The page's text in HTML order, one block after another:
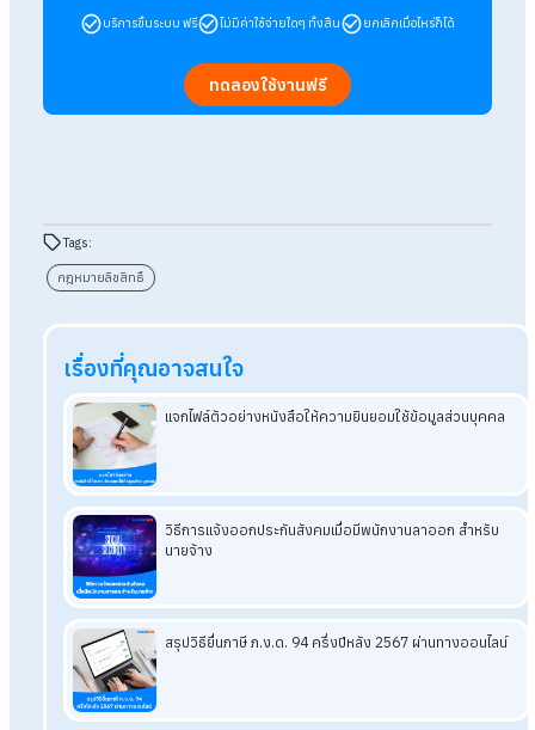
เสียหาย คือ เจ้าของลิขสิทธิ์จะต้องมาแจ้งความร้องทุกข์ภายใน 3
ทั้งนี้คดีละเมิดลิขสิทธิ์คู่กรณีสามารถที่จะประนีประนอมยอมความกั
เจ้าของตามกฎหมายลิขสิทธิ์
การครอบครองลิขสิทธิ์ผลงานอันเป็นทรัพย์สินทางปัญญาที่เกิดจ
มอบหมายตามสัญญาจ้างแรงงาน ลิขสิทธิ์จะตกเป็นของลูกจ้าง ก
สร้างสรรค์ผลงานภายใต้การมอบหมายหรือการว่าจ้างของหน่วย
ภาครัฐ ลิขสิทธิ์จะตกเป็นของหน่วยงานรัฐ และการสร้างสรรค์ผล
โดยได้รับการว่าจ้างโดยตรงจากผู้ว่าจ้าง ลิขสิทธิ์จะตกเป็นของผู้ว่
จ้าง ในแต่ละกรณีมีข้อยกเว้นโดยหากมีข้อตกลงเป็นลายลักษณ์อั
ระหว่างนายจ้างกับลูกจ้าง ว่าให้ลิขสิทธิ์ในผลงานเป็นของผู้ใดก็ต้
เป็นไปตามข้อตกลงนั้น ๆ
ผลงานที่เกิดจากความคิดสร้างสรรค์นั้นถือเป็นเรื่องละเอียดอ่อน
แม้แต่เป็นผลงานที่เกิดขึ้นภายใต้ขอบเขตการจ้างงานก็ดี ดังนั้นทั้ง
นายจ้างและลูกจ้างจึงจำเป็นต้องให้ความสำคัญ และศึกษาเกี่ยวกั
กฎหมายคุ้มครองลิขสิทธิ์ก่อนมีการว่าจ้างงาน เพื่อความเป็นธรรม